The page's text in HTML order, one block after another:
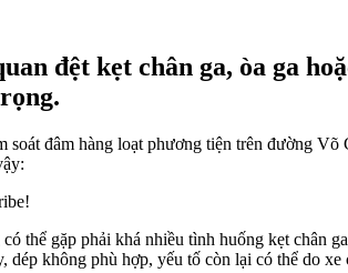
đệt kẹt chân ga, òa ga
soát đâm hàng loạt phương tiện trên đường
thể gặp phải khá nhiều tình huống kẹt
dép không phù hợp, yếu tố còn lại có thể do